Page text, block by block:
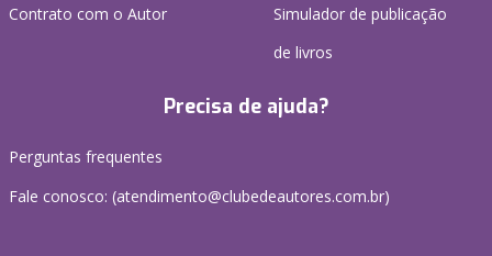
Contrato com o Autor
Simulador de publicação
de livros
Precisa de ajuda?
Perguntas frequentes
Fale conosco: (atendimento@clubedeautores.com.br)